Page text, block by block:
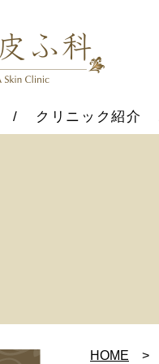
クリニック紹介
HOME